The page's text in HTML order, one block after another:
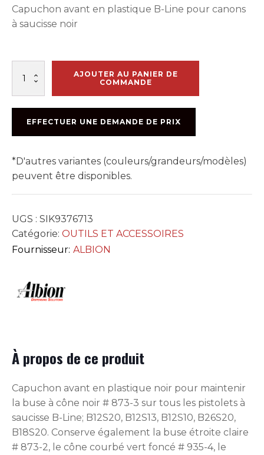
Capuchon avant en plastique B-Line pour canons
à saucisse noir
RING
NOIRE
#873-
AJOUTER AU PANIER DE
COMMANDE
EFFECTUER UNE DEMANDE DE PRIX
*D'autres variantes (couleurs/grandeurs/modèles)
peuvent être disponibles.
UGS : SIK9376713
Catégorie: OUTILS ET ACCESSOIRES
Fournisseur: ALBION
À propos de ce produit
Capuchon avant en plastique noir pour maintenir
la buse à cône noir # 873-3 sur tous les pistolets à
saucisse B-Line; B12S20, B12S13, B12S10, B26S20,
B18S20. Conserve également la buse étroite claire
# 873-2, le cône courbé vert foncé # 935-4, le